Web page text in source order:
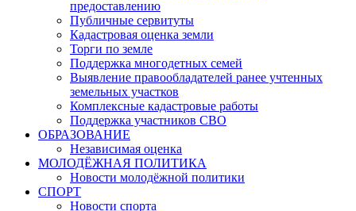
предоставлению
Публичные сервитуты
Кадастровая оценка земли
Торги по земле
Поддержка многодетных семей
Выявление правообладателей ранее учтенных
земельных участков
Комплексные кадастровые работы
Поддержка участников СВО
ОБРАЗОВАНИЕ
Независимая оценка
МОЛОДЁЖНАЯ ПОЛИТИКА
Новости молодёжной политики
СПОРТ
Новости спорта